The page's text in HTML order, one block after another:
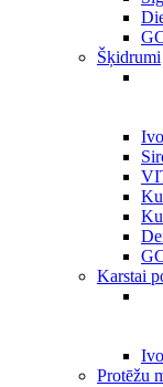
Šķidrumi
Karstai
Protēžu